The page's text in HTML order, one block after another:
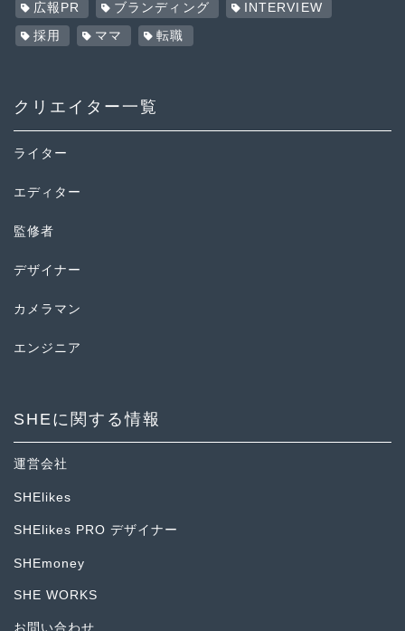
広報PR ブランディング INTERVIEW
採用 ママ 転職
クリエイター一覧
ライター
エディター
監修者
デザイナー
カメラマン
エンジニア
SHEに関する情報
運営会社
SHElikes
SHElikes PRO デザイナー
SHEmoney
SHE WORKS
お問い合わせ